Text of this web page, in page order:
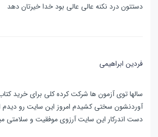
دستتون درد نکنه عالی عالی بود خدا خیرتان دهد
فردین ابراهیمی
سالها توی آزمون ها شرکت کرده کلی برای خرید
آوردنشون سختی کشیدم امروز این سایت رو دیدم
دست اندرکار این سایت آرزوی موفقیت و سلامتی